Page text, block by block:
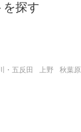
を探す
・五反田 上野 秋葉原